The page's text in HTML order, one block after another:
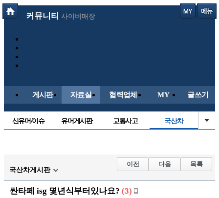
커뮤니티 사이버매장
게시판 자료실 협력업체 MY 글쓰기
신유머/이슈 유머게시판 교통사고 국산차
자유사진 군사/무기
트럭/버스
장착시공사진
국산차게시판
이전 다음 목록
싼타페 isg 몇년식부터있나요? (3)